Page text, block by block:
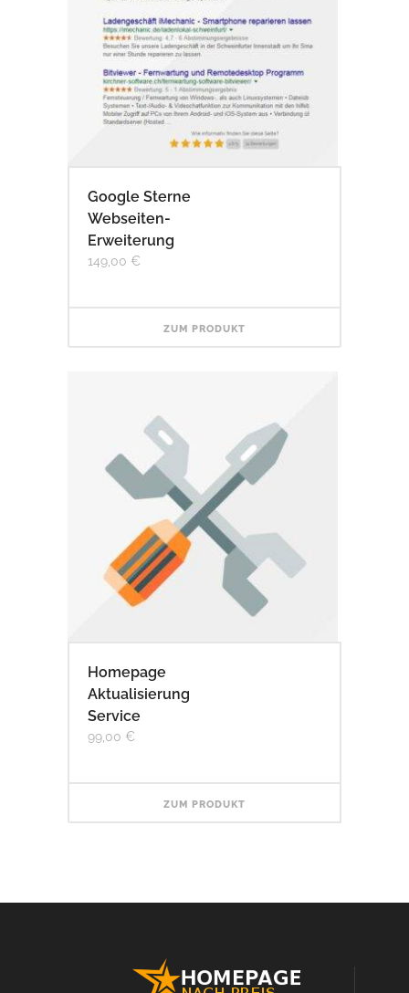
Google Sterne
Webseiten-
Erweiterung
149,00 €
ZUM PRODUKT
Homepage
Aktualisierung
Service
99,00 €
ZUM PRODUKT